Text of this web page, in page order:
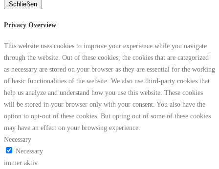
Schließen
Privacy Overview
This website uses cookies to improve your experience while you navigate
through the website. Out of these cookies, the cookies that are categorized
as necessary are stored on your browser as they are essential for the working
of basic functionalities of the website. We also use third-party cookies that
help us analyze and understand how you use this website. These cookies
will be stored in your browser only with your consent. You also have the
option to opt-out of these cookies. But opting out of some of these cookies
may have an effect on your browsing experience.
Necessary
Necessary
immer aktiv